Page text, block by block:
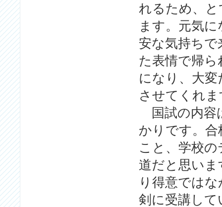
れるため、
ます。元気
安な気持ち
た表情で帰
になり、大
させてくれま
国試の内容
かりです。
こと、学校
道だと思い
り得意では
剣に受講して